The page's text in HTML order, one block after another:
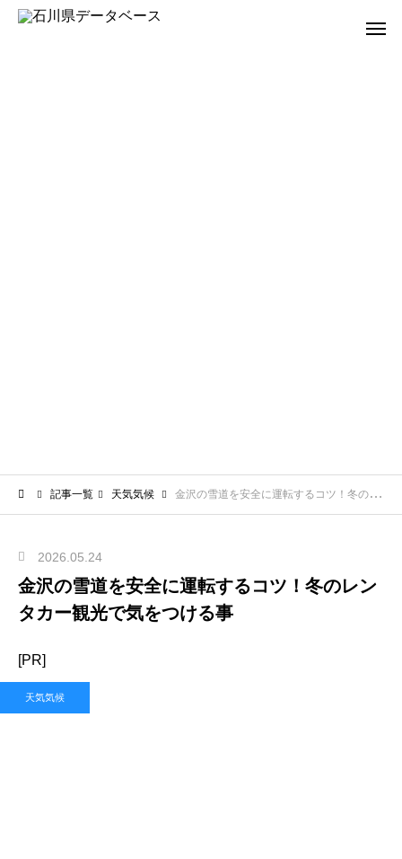
記事一覧 天気気候 金沢の雪道を安全に運転するコツ！冬のレンタカー観光で気をつける事
2026.05.24
金沢の雪道を安全に運転するコツ！冬のレン
タカー観光で気をつける事
[PR]
天気気候